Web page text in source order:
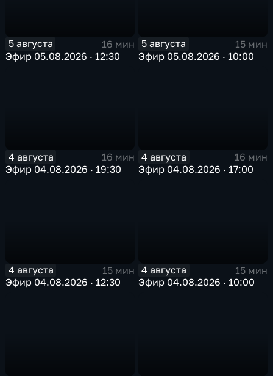
5 августа
16 мин
Эфир 05.08.2026 · 12:30
5 августа
15 мин
Эфир 05.08.2026 · 10:00
4 августа
16 мин
Эфир 04.08.2026 · 19:30
4 августа
16 мин
Эфир 04.08.2026 · 17:00
4 августа
15 мин
Эфир 04.08.2026 · 12:30
4 августа
15 мин
Эфир 04.08.2026 · 10:00